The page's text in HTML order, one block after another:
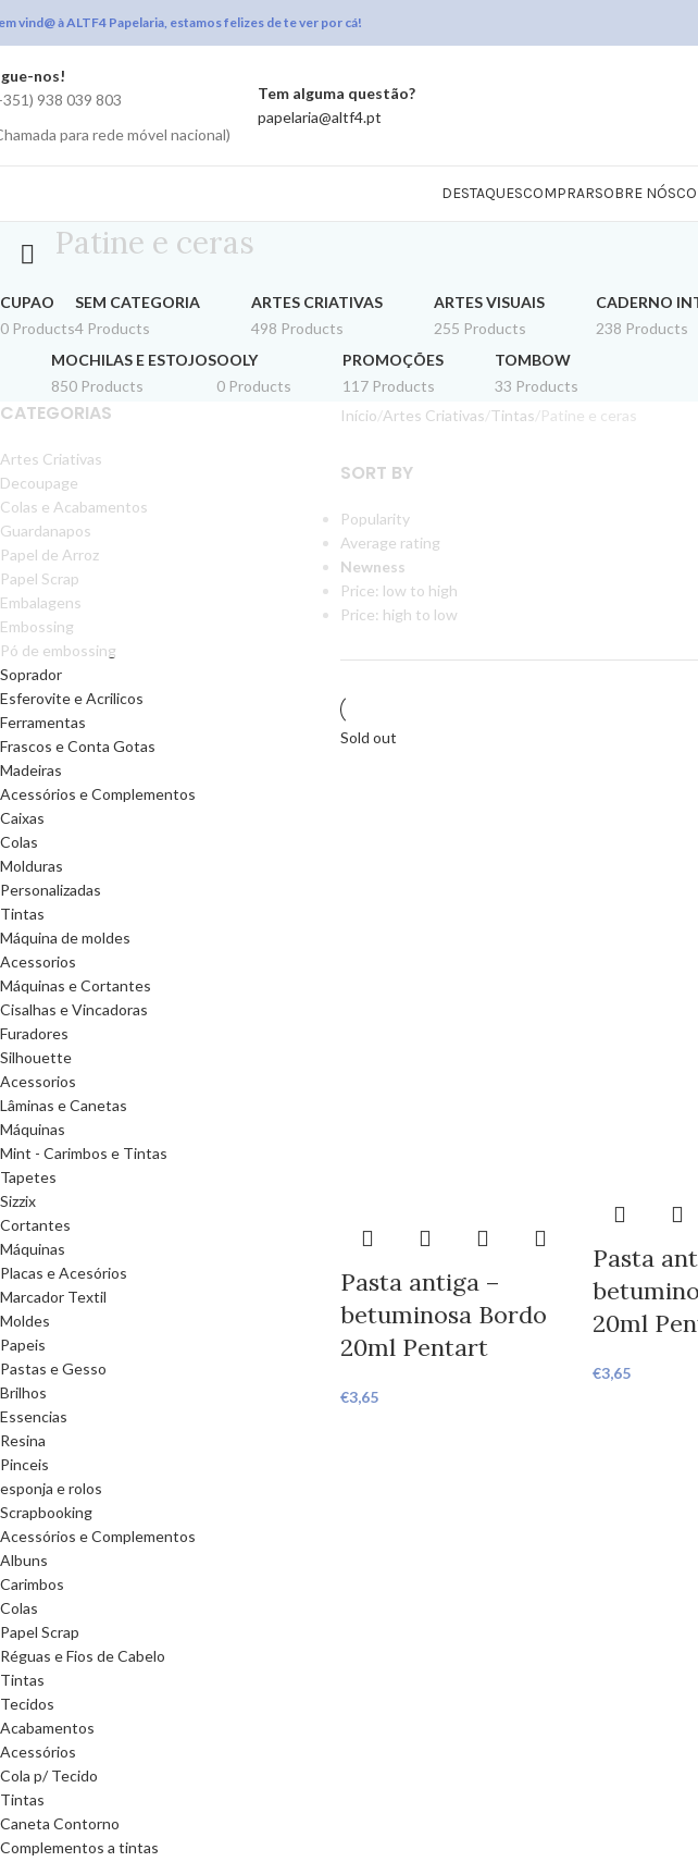
vind@ à ALTF4 Papelaria, estamos felizes de te ver por cá!
nos!
938 039 803
para rede móvel nacional)
Tem alguma questão?
papelaria@altf4.pt
DESTAQUESCOMPRARSOBRE NÓS
Patine e ceras
CUPAO
0 Products
SEM CATEGORIA
4 Products
ARTES CRIATIVAS
498 Products
ARTES VISUAIS
255 Products
CADERNO
238 Products
MOCHILAS E ESTOJOS
850 Products
OOLY
0 Products
PROMOÇÕES
117 Products
TOMBOW
33 Products
CATEGORIAS
Artes Criativas
Decoupage
Colas e Acabamentos
Guardanapos
Papel de Arroz
Papel Scrap
Embalagens
Embossing
Pó de embossing
Soprador
Esferovite e Acrilicos
Ferramentas
Frascos e Conta Gotas
Madeiras
Acessórios e Complementos
Caixas
Colas
Molduras
Personalizadas
Tintas
Máquina de moldes
Acessorios
Máquinas e Cortantes
Cisalhas e Vincadoras
Furadores
Silhouette
Acessorios
Lâminas e Canetas
Máquinas
Mint - Carimbos e Tintas
Tapetes
Sizzix
Cortantes
Máquinas
Placas e Acesórios
Marcador Textil
Moldes
Papeis
Pastas e Gesso
Brilhos
Essencias
Resina
Pinceis
esponja e rolos
Scrapbooking
Acessórios e Complementos
Albuns
Carimbos
Colas
Papel Scrap
Réguas e Fios de Cabelo
Tintas
Tecidos
Acabamentos
Acessórios
Cola p/ Tecido
Tintas
Caneta Contorno
Complementos a tintas
Início Artes Criativas Tintas Patine e ceras
SORT BY
Popularity
Average rating
Newness
Price: low to high
Price: high to low
Sold out
Pasta antiga –
betuminosa Bordo
20ml Pentart
€3,65
Pasta
20ml
€3,65